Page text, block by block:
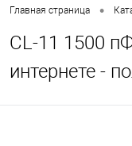
Главная страница •
CL-11 1500
интернете -